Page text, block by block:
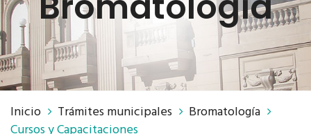
Inicio Trámites municipales
Bromatología